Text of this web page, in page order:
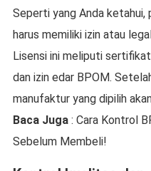
Seperti yang Anda
harus memiliki izin atau
Lisensi ini meliputi
dan izin edar BPOM.
manufaktur yang dipilih
Baca Juga: Cara Kontrol
Sebelum Membeli!